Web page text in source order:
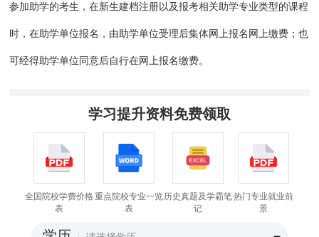
参加助学的考生，在新生建档注册以及报考相关助学专业类型的课程
时，在助学单位报名，由助学单位受理后集体网上报名网上缴费；也
可经得助学单位同意后自行在网上报名缴费。
学习提升资料免费领取
全国院校学费价格
表
重点院校专业一览
表
历史真题及学霸笔
记
热门专业就业前
景